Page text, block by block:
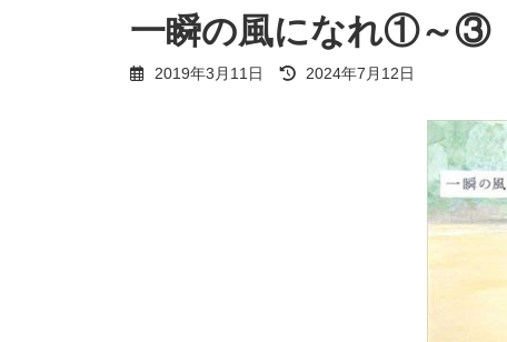
一瞬の風になれ①～③
2019年3月11日
最
2024年7月12日